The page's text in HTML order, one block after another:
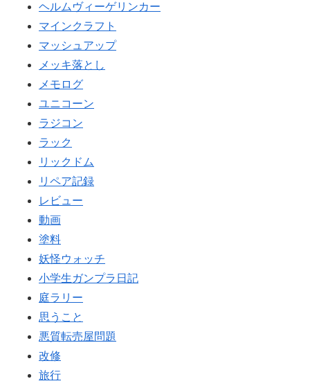
ヘルムヴィーゲリンカー
マインクラフト
マッシュアップ
メッキ落とし
メモログ
ユニコーン
ラジコン
ラック
リックドム
リペア記録
レビュー
動画
塗料
妖怪ウォッチ
小学生ガンプラ日記
庭ラリー
思うこと
悪質転売屋問題
改修
旅行